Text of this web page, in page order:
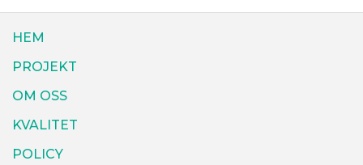
HEM
PROJEKT
OM OSS
KVALITET
POLICY